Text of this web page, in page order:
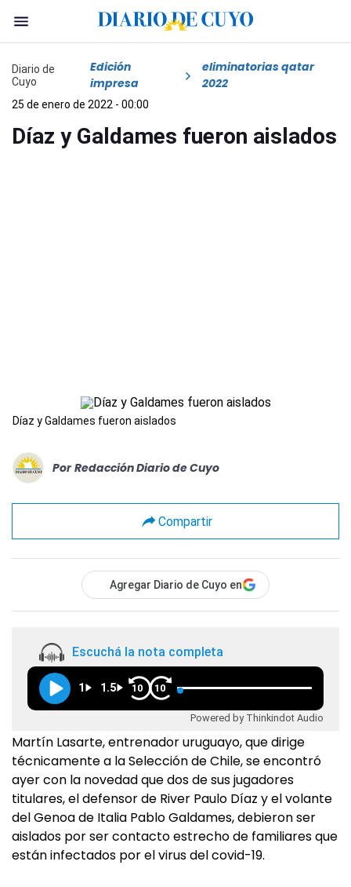
Diario de
Cuyo
Edición
impresa
eliminatorias qatar
2022
25 de enero de 2022 - 00:00
Díaz y Galdames fueron aislados
Díaz y Galdames fueron aislados
Por Redacción Diario de Cuyo
Compartir
Agregar Diario de Cuyo en
Escuchá la nota completa
1 1.5 10 10
Powered by Thinkindot Audio
Martín Lasarte, entrenador uruguayo, que dirige
técnicamente a la Selección de Chile, se encontró
ayer con la novedad que dos de sus jugadores
titulares, el defensor de River Paulo Díaz y el volante
del Genoa de Italia Pablo Galdames, debieron ser
aislados por ser contacto estrecho de familiares que
están infectados por el virus del covid-19.